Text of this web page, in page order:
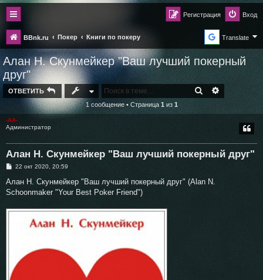
Вход
Регистрация
BBnk.ru Покер Книги по покеру Translate
Алан Н. Скунмейкер "Ваш лучший покерный
друг"
ОТВЕТИТЬ ПОИСК
1 сообщение • Страница 1 из 1
-AA-
Администратор
Алан Н. Скунмейкер "Ваш лучший покерный друг"
С
о
щ
н
22 окт 2020, 20:59
Алан Н. Скунмейкер "Ваш лучший покерный друг" (Alan N.
Schoonmaker "Your Best Poker Friend")